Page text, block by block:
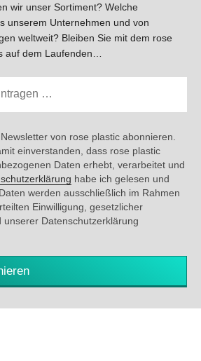
wir unser Sortiment? Welche
unserem Unternehmen und von
weltweit? Bleiben Sie mit dem rose
auf dem Laufenden…
von rose plastic abonnieren.
einverstanden, dass rose plastic
Daten erhebt, verarbeitet und
habe ich gelesen und
werden ausschließlich im Rahmen
Einwilligung, gesetzlicher
unserer Datenschutzerklärung